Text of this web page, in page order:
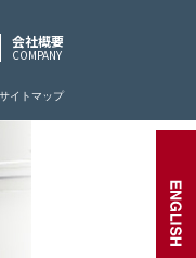
会社概要
COMPANY
イトマップ